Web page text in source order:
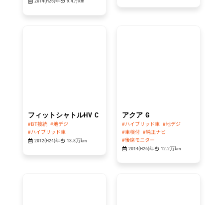
フィットシャトルHV C
#BT接続 #地デジ
#ハイブリッド車
2012(H24)年 13.8万km
アクア G
#ハイブリッド車 #地デジ
#車検付 #純正ナビ
#後席モニター
2014(H26)年 12.2万km